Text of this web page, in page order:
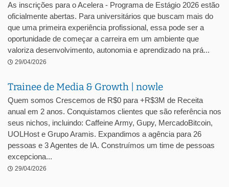
As inscrições para o Acelera - Programa de Estágio 2026 estão
oficialmente abertas. Para universitários que buscam mais do
que uma primeira experiência profissional, essa pode ser a
oportunidade de começar a carreira em um ambiente que
valoriza desenvolvimento, autonomia e aprendizado na prá...
29/04/2026
Trainee de Media & Growth | nowle
Quem somos Crescemos de R$0 para +R$3M de Receita
anual em 2 anos. Conquistamos clientes que são referência nos
seus nichos, incluindo: Caffeine Army, Gupy, MercadoBitcoin,
UOLHost e Grupo Aramis. Expandimos a agência para 26
pessoas e 3 Agentes de IA. Construímos um time de pessoas
excepciona...
29/04/2026